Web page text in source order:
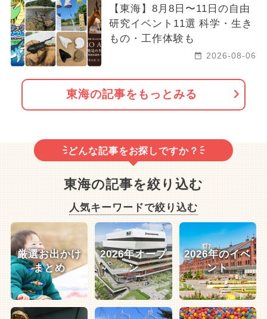
【東海】8月8日〜11日の自由
研究イベント11選 科学・生き
もの・工作体験も
2026-08-06
東海の記事をもっとみる
どんな記事をお探しですか？
東海の記事を絞り込む
人気キーワードで絞り込む
厳選お出かけ
まとめ
2026年オープ
ン
2026年のイベ
ント